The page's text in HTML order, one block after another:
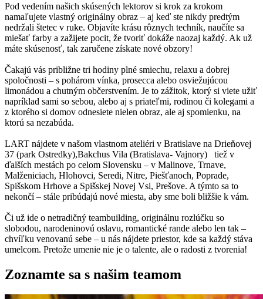
Pod vedením našich skúsených lektorov si krok za krokom
namaľujete vlastný originálny obraz – aj keď ste nikdy predtým
nedržali štetec v ruke. Objavíte krásu rôznych techník, naučíte sa
miešať farby a zažijete pocit, že tvoriť dokáže naozaj každý. Ak už
máte skúsenosť, tak zaručene získate nové obzory!
Čakajú vás približne tri hodiny plné smiechu, relaxu a dobrej
spoločnosti – s pohárom vínka, prosecca alebo osviežujúcou
limonádou a chutným občerstvením. Je to zážitok, ktorý si viete užiť
napríklad sami so sebou, alebo aj s priateľmi, rodinou či kolegami a
z ktorého si domov odnesiete nielen obraz, ale aj spomienku, na
ktorú sa nezabúda.
LART nájdete v našom vlastnom ateliéri v Bratislave na Drieňovej
37 (park Ostredky),Bakchus Vila (Bratislava- Vajnory) tiež v
ďalších mestách po celom Slovensku – v Malinove, Trnave,
Malženiciach, Hlohovci, Seredi, Nitre, Piešťanoch, Poprade,
Spišskom Hrhove a Spišskej Novej Vsi, Prešove. A týmto sa to
nekončí – stále pribúdajú nové miesta, aby sme boli bližšie k vám.
Či už ide o netradičný teambuilding, originálnu rozlúčku so
slobodou, narodeninovú oslavu, romantické rande alebo len tak –
chvíľku venovanú sebe – u nás nájdete priestor, kde sa každý stáva
umelcom. Pretože umenie nie je o talente, ale o radosti z tvorenia!
Zoznamte sa s našim teamom